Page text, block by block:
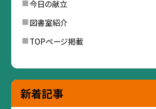
今日の献立
図書室紹介
TOPページ掲載
新着記事